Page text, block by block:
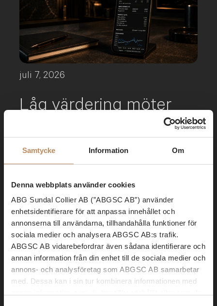
Samtycke Information Om
Denna webbplats använder cookies
ABG Sundal Collier AB (”ABGSC AB”) använder
enhetsidentifierare för att anpassa innehållet och
annonserna till användarna, tillhandahålla funktioner för
sociala medier och analysera ABGSC AB:s trafik.
ABGSC AB vidarebefordrar även sådana identifierare och
annan information från din enhet till de sociala medier och
annons- och analysföretag som ABGSC AB samarbetar
med. Dessa kan i sin tur kombinera informationen med
juli 7, 2026
Låg värdering möter
stigande efterfrågan
Efter flera svaga år börjar bygg- och
livstecken. För ett bolag som redan
effektiviserat verksam...
Läs mer